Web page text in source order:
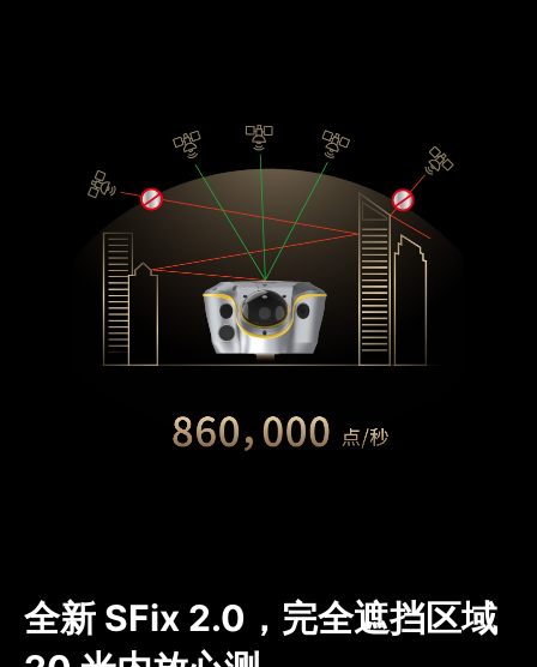
全新 SFix 2.0，完全遮挡区域